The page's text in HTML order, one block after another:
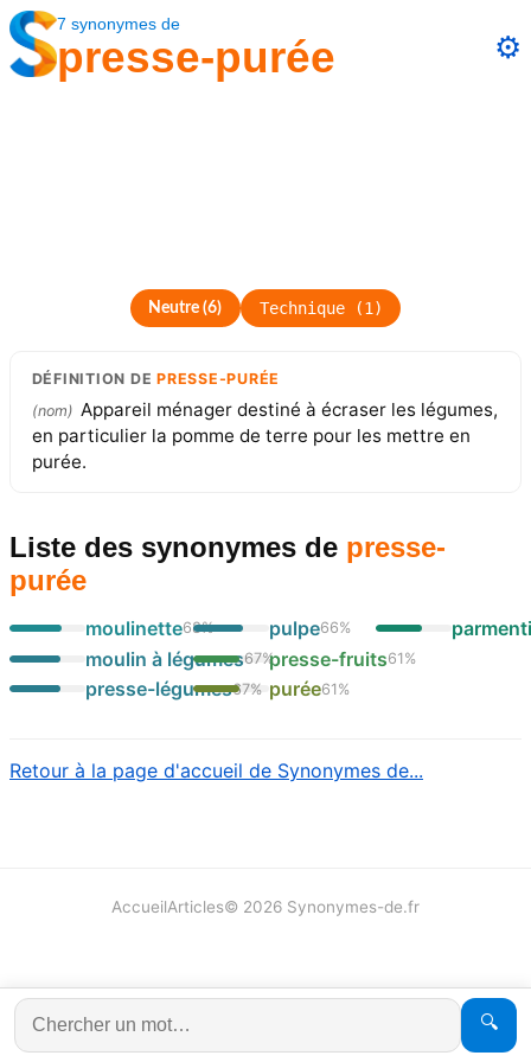
7 synonymes de
presse-purée ⚙️
Neutre (6) Technique(1 )
DÉFINITION DEPRESSE-PURÉE
(nom) Appareil ménager destiné à écraser les légumes,
en particulier la pomme de terre pour les mettre en
purée.
Liste des synonymes de presse-
purée
moulinette68%
moulin à légumes67%
presse-légumes67%
pulpe66%
presse-fruits61 %
purée61%
Retour à la page d'accueil de Synonymes de...
🔍
AccueilArticles© 2026 Synonymes-de.fr